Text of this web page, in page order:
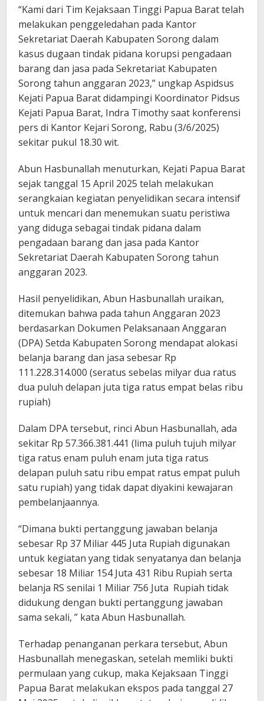
“Kami dari Tim Kejaksaan Tinggi Papua Barat telah
melakukan penggeledahan pada Kantor
Sekretariat Daerah Kabupaten Sorong dalam
kasus dugaan tindak pidana korupsi pengadaan
barang dan jasa pada Sekretariat Kabupaten
Sorong tahun anggaran 2023,” ungkap Aspidsus
Kejati Papua Barat didampingi Koordinator Pidsus
Kejati Papua Barat, Indra Timothy saat konferensi
pers di Kantor Kejari Sorong, Rabu (3/6/2025)
sekitar pukul 18.30 wit.
Abun Hasbunallah menuturkan, Kejati Papua Barat
sejak tanggal 15 April 2025 telah melakukan
serangkaian kegiatan penyelidikan secara intensif
untuk mencari dan menemukan suatu peristiwa
yang diduga sebagai tindak pidana dalam
pengadaan barang dan jasa pada Kantor
Sekretariat Daerah Kabupaten Sorong tahun
anggaran 2023.
Hasil penyelidikan, Abun Hasbunallah uraikan,
ditemukan bahwa pada tahun Anggaran 2023
berdasarkan Dokumen Pelaksanaan Anggaran
(DPA) Setda Kabupaten Sorong mendapat alokasi
belanja barang dan jasa sebesar Rp
111.228.314.000 (seratus sebelas milyar dua ratus
dua puluh delapan juta tiga ratus empat belas ribu
rupiah)
Dalam DPA tersebut, rinci Abun Hasbunallah, ada
sekitar Rp 57.366.381.441 (lima puluh tujuh milyar
tiga ratus enam puluh enam juta tiga ratus
delapan puluh satu ribu empat ratus empat puluh
satu rupiah) yang tidak dapat diyakini kewajaran
pembelanjaannya.
“Dimana bukti pertanggung jawaban belanja
sebesar Rp 37 Miliar 445 Juta Rupiah digunakan
untuk kegiatan yang tidak senyatanya dan belanja
sebesar 18 Miliar 154 Juta 431 Ribu Rupiah serta
belanja RS senilai 1 Miliar 756 Juta Rupiah tidak
didukung dengan bukti pertanggung jawaban
sama sekali, ” kata Abun Hasbunallah.
Terhadap penanganan perkara tersebut, Abun
Hasbunallah menegaskan, setelah memliki bukti
permulaan yang cukup, maka Kejaksaan Tinggi
Papua Barat melakukan ekspos pada tanggal 27